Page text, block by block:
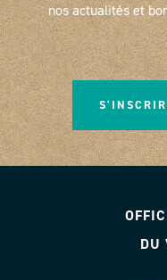
nos actualités et
DU